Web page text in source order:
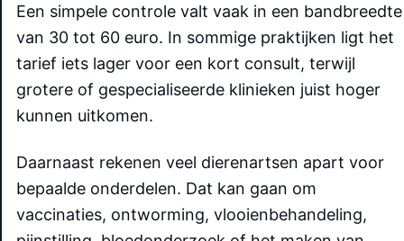
Een simpele controle valt vaak in een bandbreedte
van 30 tot 60 euro. In sommige praktijken ligt het
tarief iets lager voor een kort consult, terwijl
grotere of gespecialiseerde klinieken juist hoger
kunnen uitkomen.
Daarnaast rekenen veel dierenartsen apart voor
bepaalde onderdelen. Dat kan gaan om
vaccinaties, ontworming, vlooienbehandeling,